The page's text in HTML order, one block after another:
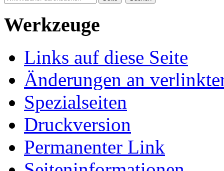
Werkzeuge
Links auf diese Seite
Änderungen an
Spezialseiten
Druckversion
Permanenter Link